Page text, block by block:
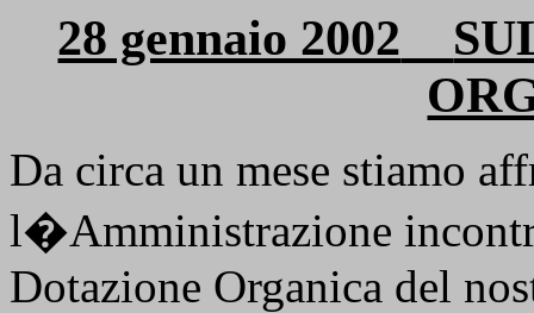
28 gennaio 2002
Da circa un mese stiamo
l�Amministrazione
Dotazione Organica del